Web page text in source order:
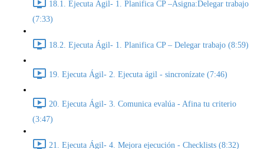
18.1. Ejecuta Ágil- 1. Planifica CP –Asigna:Delegar trabajo
(7:33)
18.2. Ejecuta Ágil- 1. Planifica CP – Delegar trabajo (8:59)
19. Ejecuta Ágil- 2. Ejecuta ágil - sincronízate (7:46)
20. Ejecuta Ágil- 3. Comunica evalúa - Afina tu criterio
(3:47)
21. Ejecuta Ágil- 4. Mejora ejecución - Checklists (8:32)